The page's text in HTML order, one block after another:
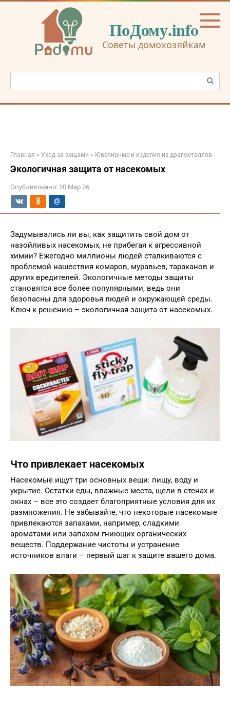
Перейти
ПоДому.info
Советы домохозяйкам
Поиск:
Главная » Уход за вещами » Ювелирные и изделия из драгметаллов
Экологичная защита от насекомых
Опубликовано: 20 Мар 26
Задумывались ли вы, как защитить свой дом от
назойливых насекомых, не прибегая к агрессивной
химии? Ежегодно миллионы людей сталкиваются с
проблемой нашествия комаров, муравьев, тараканов и
других вредителей. Экологичные методы защиты
становятся все более популярными, ведь они
безопасны для здоровья людей и окружающей среды.
Ключ к решению – экологичная защита от насекомых.
Что привлекает насекомых
Насекомые ищут три основных вещи: пищу, воду и
укрытие. Остатки еды, влажные места, щели в стенах и
окнах – все это создает благоприятные условия для их
размножения. Не забывайте, что некоторые насекомые
привлекаются запахами, например, сладкими
ароматами или запахом гниющих органических
веществ. Поддержание чистоты и устранение
источников влаги – первый шаг к защите вашего дома.